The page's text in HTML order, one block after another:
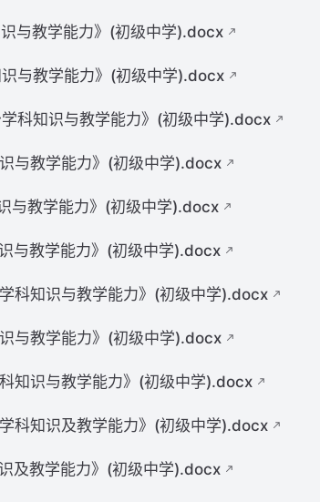
与教学能力》(初级中学).docx
与教学能力》(初级中学).docx
科知识与教学能力》(初级中学).docx
与教学能力》(初级中学).docx
与教学能力》(初级中学).docx
与教学能力》(初级中学).docx
科知识与教学能力》(初级中学).docx
与教学能力》(初级中学).docx
知识与教学能力》(初级中学).docx
科知识及教学能力》(初级中学).docx
及教学能力》(初级中学).docx